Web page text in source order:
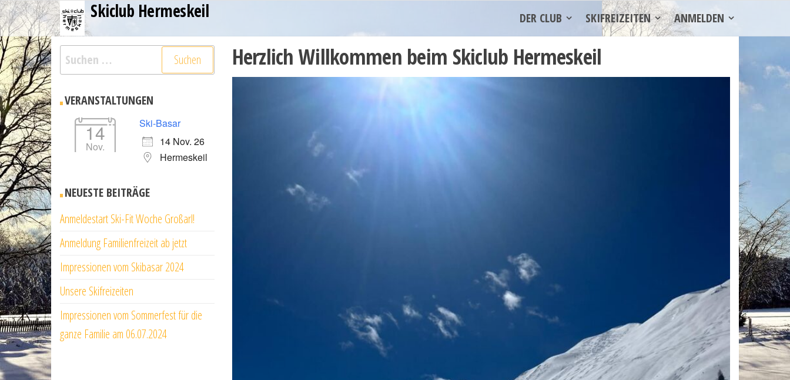
Zum
Inhalt
springen
Skiclub Hermeskeil DER CLUB SKIFREIZEITEN ANMELDEN
Herzlich Willkommen beim Skiclub Hermeskeil
Suchen
nach:
VERANSTALTUNGEN
14
Nov.
Ski-Basar
14 Nov. 26
Hermeskeil
NEUESTE BEITRÄGE
Anmeldestart Ski-Fit Woche Großarl!
Anmeldung Familienfreizeit ab jetzt
Impressionen vom Skibasar 2024
Unsere Skifreizeiten
Impressionen vom Sommerfest für die
ganze Familie am 06.07.2024